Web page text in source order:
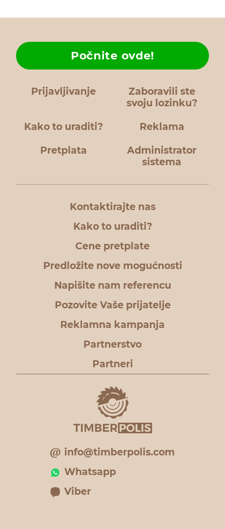
Prijavljivanje
Zaboravili ste
svoju lozinku?
Kako to uraditi?
Počnite ovde!
Reklama
Pretplata
Administrator
sistema
Kontaktirajte nas
Kako to uraditi?
Cene pretplate
Predložite nove mogućnosti
Napišite nam referencu
Pozovite Vaše prijatelje
Reklamna kampanja
Partnerstvo
Partneri
info@timberpolis.com
Whatsapp
Viber